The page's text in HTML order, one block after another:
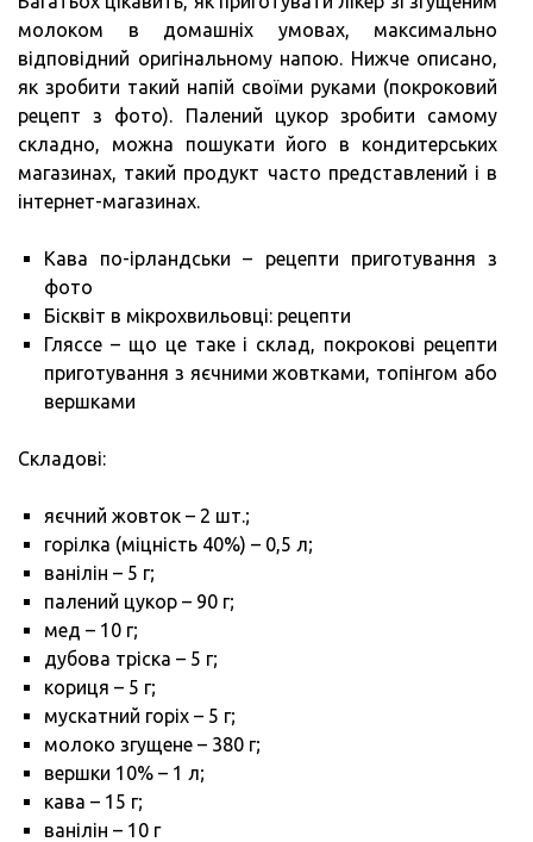
молоком в домашніх умовах, максимально
відповідний оригінальному напою. Нижче описано,
як зробити такий напій своїми руками (покроковий
рецепт з фото). Палений цукор зробити самому
складно, можна пошукати його в кондитерських
магазинах, такий продукт часто представлений і в
інтернет-магазинах.
Кава по-ірландськи – рецепти приготування з
фото
Бісквіт в мікрохвильовці: рецепти
Гляссе – що це таке і склад, покрокові рецепти
приготування з яєчними жовтками, топінгом або
вершками
Складові:
яєчний жовток – 2 шт.;
горілка (міцність 40%) – 0,5 л;
ванілін – 5 г;
палений цукор – 90 г;
мед – 10 г;
дубова тріска – 5 г;
кориця – 5 г;
мускатний горіх – 5 г;
молоко згущене – 380 г;
вершки 10% – 1 л;
кава – 15 г;
ванілін – 10 г